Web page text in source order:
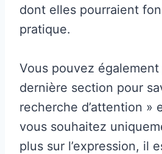
dont elles pourraient
pratique.
Vous pouvez également
dernière section pour
recherche d’attention »
vous souhaitez
plus sur l’expression, il